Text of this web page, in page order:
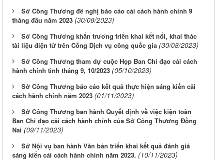
Sở Công Thương đề nghị báo cáo cải cách hành chính 9
tháng đầu năm 2023 (30/08/2023)
Sở Công Thương khẩn trương triển khai kết nối, khai thác
tài liệu điện tử trên Cổng Dịch vụ công quốc gia (30/08/2023)
Sở Công Thương tham dự cuộc Họp Ban Chỉ đạo cải cách
hành chính tỉnh tháng 9, 10/2023 (05/10/2023)
Sở Công Thương báo cáo kết quả thực hiện sáng kiến cải
cách hành chính năm 2023 (01/11/2023)
Sở Công Thương ban hành Quyết định về việc kiện toàn
Ban Chỉ đạo cải cách hành chính của Sở Công Thương Đồng
Nai (09/11/2023)
Sở Nội vụ ban hành Văn bản triển khai kết quả đánh giá
sáng kiến cải cách hành chính năm 2023. (10/11/2023)